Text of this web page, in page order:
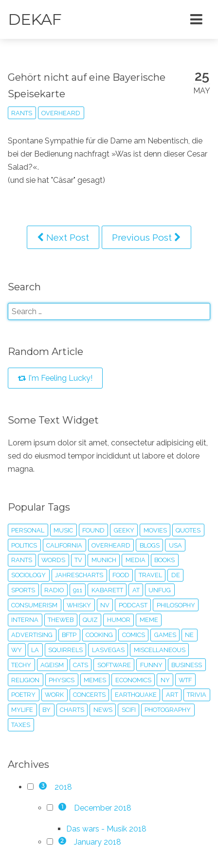
DEKAF
25
MAY
Gehört nicht auf eine Bayerische
Speisekarte
RANTS OVERHEARD
Spontane Sympathie für die Dame am Nebentisch, die
bei der Bedienung nachfragt »Was ist denn dieser Cesar
Salad?«.
(und sie hat "Cäsar" gesagt)
Next Post Previous Post
Search
Random Article
I'm Feeling Lucky!
Some Text Widget
Lorem ipsum dolor sit amet, consectetur adipisicing elit,
sed do eiusmod tempor incididunt ut labore et dolore
magna.
Popular Tags
PERSONAL MUSIC FOUND GEEKY MOVIES QUOTES
POLITICS CALIFORNIA OVERHEARD BLOGS USA
RANTS WORDS TV MUNICH MEDIA BOOKS
SOCIOLOGY JAHRESCHARTS FOOD TRAVEL DE
SPORTS RADIO 911 KABARETT AT UNFUG
CONSUMERISM WHISKY NV PODCAST PHILOSOPHY
INTERNA THEWEB QUIZ HUMOR MEME
ADVERTISING BFTP COOKING COMICS GAMES NE
WY LA SQUIRRELS LASVEGAS MISCELLANEOUS
TECHY AGEISM CATS SOFTWARE FUNNY BUSINESS
RELIGION PHYSICS MEMES ECONOMICS NY WTF
POETRY WORK CONCERTS EARTHQUAKE ART TRIVIA
MYLIFE BY CHARTS NEWS SCIFI PHOTOGRAPHY
TAXES
Archives
3 2018
1 December 2018
Das wars - Musik 2018
2 January 2018